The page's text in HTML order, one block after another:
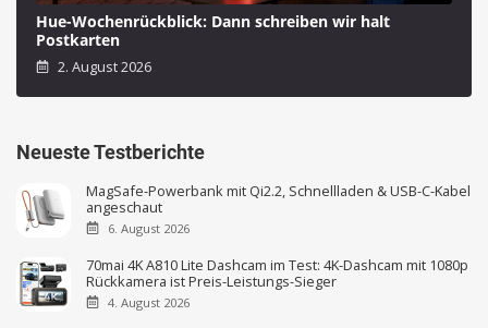
Hue-Wochenrückblick: Dann schreiben wir halt
Postkarten
2. August 2026
Neueste Testberichte
MagSafe-Powerbank mit Qi2.2, Schnellladen & USB-C-Kabel
angeschaut
6. August 2026
70mai 4K A810 Lite Dashcam im Test: 4K-Dashcam mit 1080p
Rückkamera ist Preis-Leistungs-Sieger
4. August 2026